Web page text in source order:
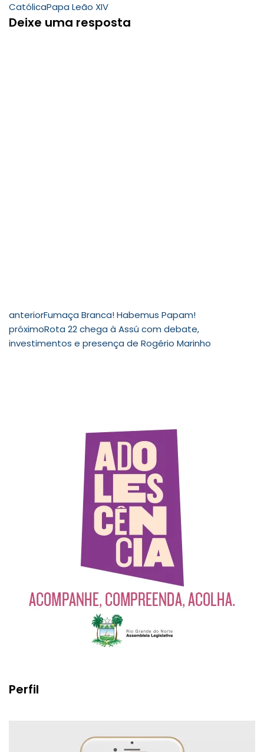
CatólicaPapa Leão XIV
Deixe uma resposta
anteriorFumaça Branca! Habemus Papam!
próximoRota 22 chega à Assú com debate,
investimentos e presença de Rogério Marinho
Perfil